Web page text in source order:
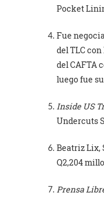
Pocket
Fue
del TLC
del CAFTA
luego fue
Inside US
Undercuts
Beatriz Lix,
Q2,204
Prensa